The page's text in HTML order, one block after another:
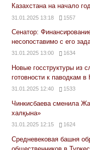
Казахстана на начало
31.01.2025 13:18 1557
Сенатор:
несопоставимо с его
31.01.2025 13:00 1634
Новые госструктуры из
готовности к паводкам в
31.01.2025 12:40 1533
Чинкисбаева сменила
халқына»
31.01.2025 12:15 1624
Средневековая башня